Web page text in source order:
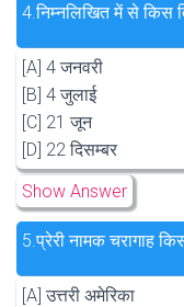
4.निम्नलिखित में से किस
[A] 4 जनवरी
[B] 4 जुलाई
[C] 21 जून
[D] 22 दिसम्बर
Show Answer
5.प्रेरी नामक चरागाह
[A] उत्तरी अमेरिका